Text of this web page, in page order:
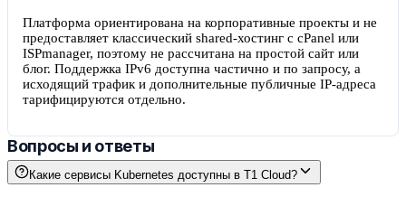
Платформа ориентирована на корпоративные проекты и не
предоставляет классический shared-хостинг с cPanel или
ISPmanager, поэтому не рассчитана на простой сайт или
блог. Поддержка IPv6 доступна частично и по запросу, а
исходящий трафик и дополнительные публичные IP-адреса
тарифицируются отдельно.
Вопросы и ответы
Какие сервисы Kubernetes доступны в T1 Cloud?